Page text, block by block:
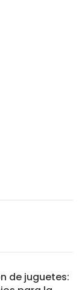
de juguetes: